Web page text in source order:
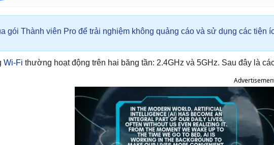
gói Thành viên Pro để trải nghiệm không quảng cáo và sử dụng các tiện
Wi-Fi thường hoạt động trên hai băng tần: 2.4GHz và 5GHz. Sau đây là